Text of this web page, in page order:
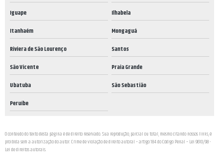
Iguape
Ilhabela
Itanhaém
Mongaguá
Riviera de São Lourenço
Santos
São Vicente
Praia Grande
Ubatuba
São Sebastião
Peruíbe
O conteúdo do texto desta página é de direito reservado. Sua reprodução, parcial ou total, mesmo citando nossos links, é
proibida sem a autorização do autor. Crime de violação de direito autoral – artigo 184 do Código Penal –Lei 9610/98 -
Lei de direitos autorais.